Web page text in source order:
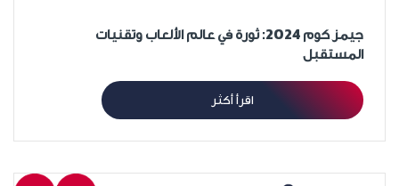
جيمز كوم 2024: ثورة في عالم الألعاب وتقنيات
المستقبل
اقرأ أكثر